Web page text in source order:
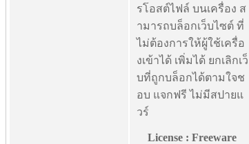
รโอสต์ไฟล์ บนเครื่อง ส
ามารถบล็อกเว็บไซต์ ที่
ไม่ต้องการให้ผู้ใช้เครื่อ
งเข้าได้ เพิ่มได้ ยกเลิกเว็
บที่ถูกบล็อกได้ตามใจช
อบ แจกฟรี ไม่มีสปายแ
วร์
License : Freeware